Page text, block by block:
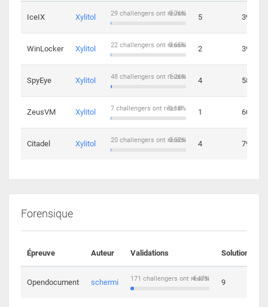
IceIX Xylitol 0.76%
29 challengers ont réussi 5 39
WinLocker Xylitol 0.65%
22 challengers ont réussi 2 39
SpyEye Xylitol 1.26%
48 challengers ont réussi 4 58
ZeusVM Xylitol 0.18%
7 challengers ont réussi 1 60
Citadel Xylitol 0.52%
20 challengers ont réussi 4 79
Forensique
Épreuve Auteur Validations Solutions
Opendocument schermi 4.47%
171 challengers ont réussi 9